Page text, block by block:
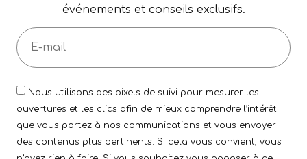
événements et conseils exclusifs.
Nous utilisons des pixels de suivi pour mesurer les
ouvertures et les clics afin de mieux comprendre l’intérêt
que vous portez à nos communications et vous envoyer
des contenus plus pertinents. Si cela vous convient, vous